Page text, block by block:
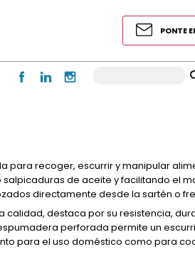
PONTE
para recoger, escurrir y manipular
de aceite y facilitando el
directamente desde la sartén o
calidad, destaca por su resistencia,
perforada permite un
para el uso doméstico como para